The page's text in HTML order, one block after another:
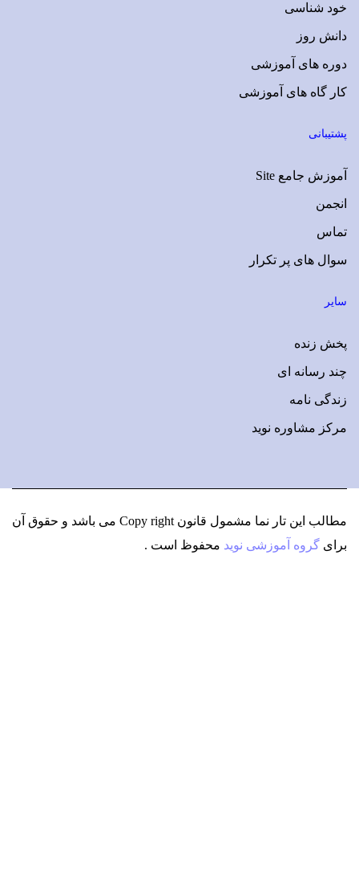
خود شناسی
دانش روز
دوره های آموزشی
کار گاه های آموزشی
پشتیبانی
آموزش جامع Site
انجمن
تماس
سوال های پر تکرار
سایر
پخش زنده
چند رسانه ای
زندگی نامه
مرکز مشاوره نوید
مطالب این تار نما مشمول قانون Copy right می باشد
و حقوق آن
برای گروه آموزشی نوید محفوظ است .